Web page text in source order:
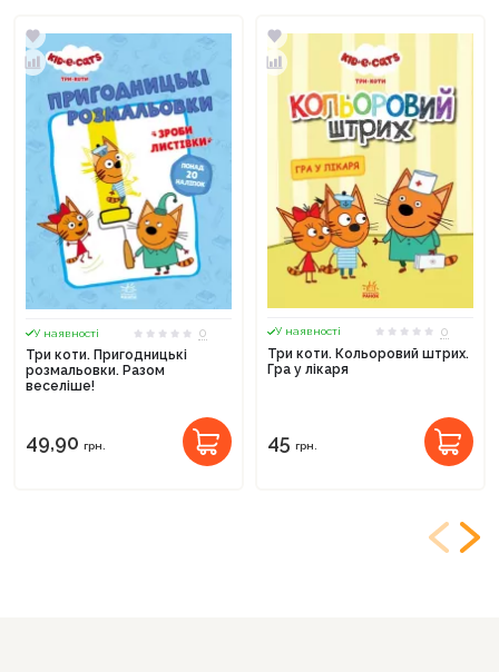
У наявності
0
Три коти. Пригодницькі
розмальовки. Разом
веселіше!
49,90 грн.
У наявності
0
Три коти. Кольоровий штрих.
Гра у лікаря
45 грн.